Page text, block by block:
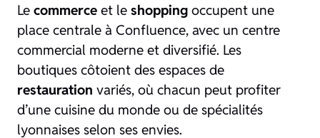
Le commerce et le shopping occupent une
place centrale à Confluence, avec un centre
commercial moderne et diversifié. Les
boutiques côtoient des espaces de
restauration variés, où chacun peut profiter
d’une cuisine du monde ou de spécialités
lyonnaises selon ses envies.